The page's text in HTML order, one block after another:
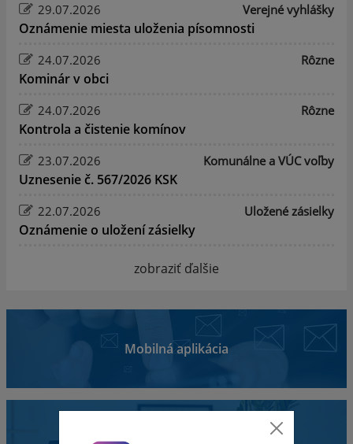
29.07.2026 Verejné vyhlášky
Oznámenie miesta uloženia písomnosti
24.07.2026 Rôzne
Kominár v obci
24.07.2026 Rôzne
Kontrola a čistenie komínov
23.07.2026 Komunálne a VÚC voľby
Uznesenie č. 567/2026 KSK
22.07.2026 Uložené zásielky
Oznámenie o uložení zásielky
zobraziť ďalšie
Mobilná aplikácia